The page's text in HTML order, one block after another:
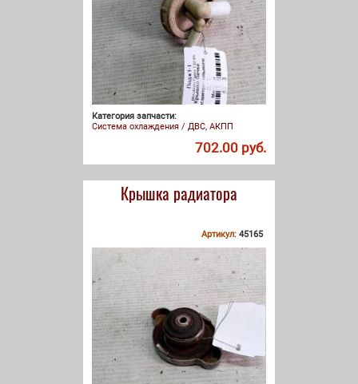
Категория запчасти:
Система охлаждения / ДВС, АКПП
702.00 руб.
Крышка радиатора
Артикул: 45165